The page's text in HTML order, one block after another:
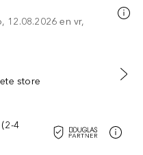
12.08.2026 en vr,
store
4